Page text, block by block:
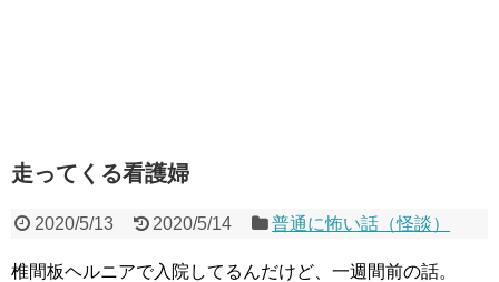
走ってくる看護婦
2020/5/13 2020/5/14 普通に怖い話（怪談）
椎間板ヘルニアで入院してるんだけど、一週間前の話。